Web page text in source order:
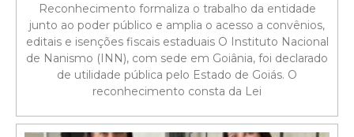
Reconhecimento formaliza o trabalho da entidade
junto ao poder público e amplia o acesso a convênios,
editais e isenções fiscais estaduais O Instituto Nacional
de Nanismo (INN), com sede em Goiânia, foi declarado
de utilidade pública pelo Estado de Goiás. O
reconhecimento consta da Lei